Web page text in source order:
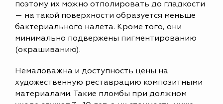
поэтому их можно отполировать до гладкости
— на такой поверхности образуется меньше
бактериального налета. Кроме того, они
минимально подвержены пигментированию
(окрашиванию).
Немаловажна и доступность цены на
художественную реставрацию композитными
материалами. Такие пломбы при должном